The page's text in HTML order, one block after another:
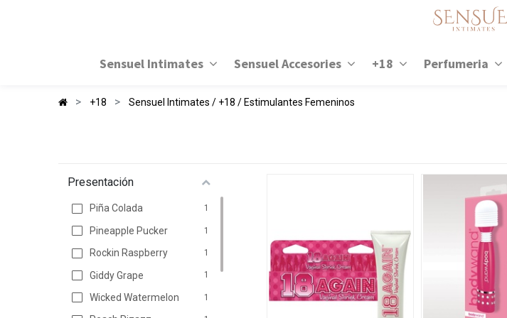
Sensuel Intimates Sensuel Accesories +18 Perfumeria
+18 Sensuel Intimates / +18 / Estimulantes Femeninos
Presentación
Piña Colada 1
Pineapple Pucker 1
Rockin Raspberry 1
Giddy Grape 1
Wicked Watermelon 1